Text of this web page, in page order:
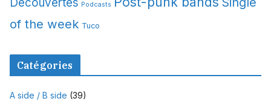
Podcasts
of the week Tuco
Catégories
A side / B side (39)